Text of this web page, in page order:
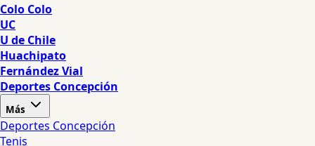
Colo Colo
UC
U de Chile
Huachipato
Fernández Vial
Deportes Concepción
Más
Deportes Concepción
Tenis